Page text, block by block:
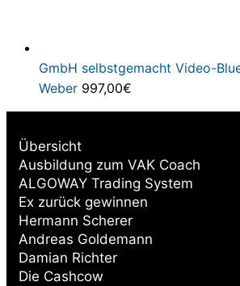
GmbH selbstgemacht Video-
Weber 997,00€
Übersicht
Ausbildung zum VAK Coach
ALGOWAY Trading System
Ex zurück gewinnen
Hermann Scherer
Andreas Goldemann
Damian Richter
Die Cashcow